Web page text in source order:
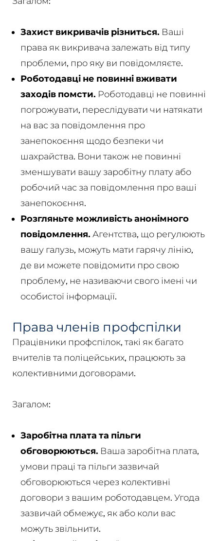
Захист викривачів різниться. Ваші
права як викривача залежать від типу
проблеми, про яку ви повідомляєте.
Роботодавці не повинні вживати
заходів помсти. Роботодавці не повинні
погрожувати, переслідувати чи натякати
на вас за повідомлення про
занепокоєння щодо безпеки чи
шахрайства. Вони також не повинні
зменшувати вашу заробітну плату або
робочий час за повідомлення про ваші
занепокоєння.
Розгляньте можливість анонімного
повідомлення. Агентства, що регулюють
вашу галузь, можуть мати гарячу лінію,
де ви можете повідомити про свою
проблему, не називаючи свого імені чи
особистої інформації.
Права членів профспілки
Працівники профспілок, такі як багато
вчителів та поліцейських, працюють за
колективними договорами.
Загалом:
Заробітна плата та пільги
обговорюються. Ваша заробітна плата,
умови праці та пільги зазвичай
обговорюються через колективні
договори з вашим роботодавцем. Угода
зазвичай обмежує, як або коли вас
можуть звільнити.